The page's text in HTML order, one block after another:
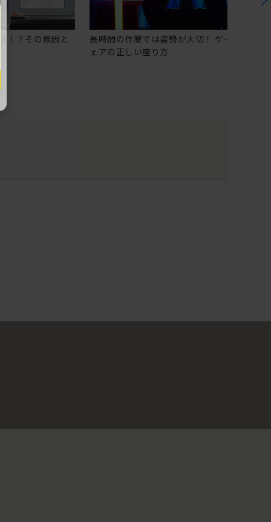
！？その原因と
長時間の作業では姿勢が大切！ ゲーミングチ
ェアの正しい座り方